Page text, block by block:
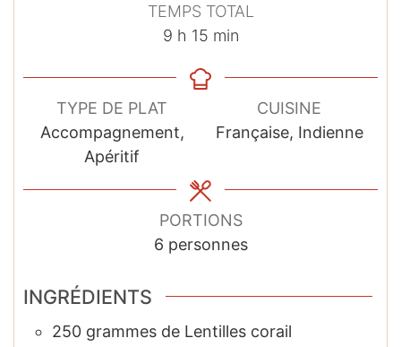
TEMPS TOTAL
9heures
h 15minutes
min
TYPE DE PLAT
Accompagnement,
Apéritif
CUISINE
Française, Indienne
PORTIONS
6 personnes
INGRÉDIENTS
250 grammes de Lentilles corail